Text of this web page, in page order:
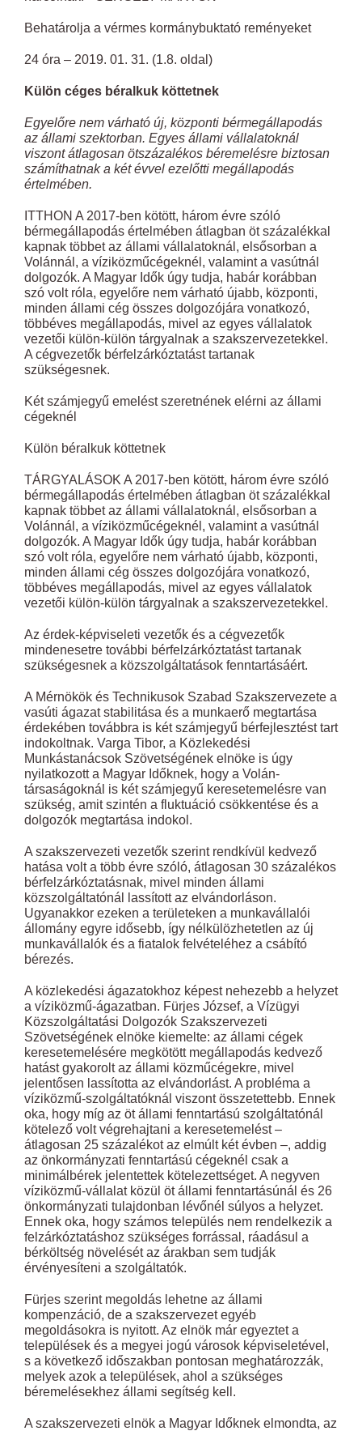
Behatárolja a vérmes kormánybuktató reményeket
24 óra – 2019. 01. 31. (1.8. oldal)
Külön céges béralkuk köttetnek
Egyelőre nem várható új, központi bérmegállapodás
az állami szektorban. Egyes állami vállalatoknál
viszont átlagosan ötszázalékos béremelésre biztosan
számíthatnak a két évvel ezelőtti megállapodás
értelmében.
ITTHON A 2017-ben kötött, három évre szóló
bérmegállapodás értelmében átlagban öt százalékkal
kapnak többet az állami vállalatoknál, elsősorban a
Volánnál, a víziközműcégeknél, valamint a vasútnál
dolgozók. A Magyar Idők úgy tudja, habár korábban
szó volt róla, egyelőre nem várható újabb, központi,
minden állami cég összes dolgozójára vonatkozó,
többéves megállapodás, mivel az egyes vállalatok
vezetői külön-külön tárgyalnak a szakszervezetekkel.
A cégvezetők bérfelzárkóztatást tartanak
szükségesnek.
Két számjegyű emelést szeretnének elérni az állami
cégeknél
Külön béralkuk köttetnek
TÁRGYALÁSOK A 2017-ben kötött, három évre szóló
bérmegállapodás értelmében átlagban öt százalékkal
kapnak többet az állami vállalatoknál, elsősorban a
Volánnál, a víziközműcégeknél, valamint a vasútnál
dolgozók. A Magyar Idők úgy tudja, habár korábban
szó volt róla, egyelőre nem várható újabb, központi,
minden állami cég összes dolgozójára vonatkozó,
többéves megállapodás, mivel az egyes vállalatok
vezetői külön-külön tárgyalnak a szakszervezetekkel.
Az érdek-képviseleti vezetők és a cégvezetők
mindenesetre további bérfelzárkóztatást tartanak
szükségesnek a közszolgáltatások fenntartásáért.
A Mérnökök és Technikusok Szabad Szakszervezete a
vasúti ágazat stabilitása és a munkaerő megtartása
érdekében továbbra is két számjegyű bérfejlesztést tart
indokoltnak. Varga Tibor, a Közlekedési
Munkástanácsok Szövetségének elnöke is úgy
nyilatkozott a Magyar Időknek, hogy a Volán-
társaságoknál is két számjegyű keresetemelésre van
szükség, amit szintén a fluktuáció csökkentése és a
dolgozók megtartása indokol.
A szakszervezeti vezetők szerint rendkívül kedvező
hatása volt a több évre szóló, átlagosan 30 százalékos
bérfelzárkóztatásnak, mivel minden állami
közszolgáltatónál lassított az elvándorláson.
Ugyanakkor ezeken a területeken a munkavállalói
állomány egyre idősebb, így nélkülözhetetlen az új
munkavállalók és a fiatalok felvételéhez a csábító
bérezés.
A közlekedési ágazatokhoz képest nehezebb a helyzet
a víziközmű-ágazatban. Fürjes József, a Vízügyi
Közszolgáltatási Dolgozók Szakszervezeti
Szövetségének elnöke kiemelte: az állami cégek
keresetemelésére megkötött megállapodás kedvező
hatást gyakorolt az állami közműcégekre, mivel
jelentősen lassította az elvándorlást. A probléma a
víziközmű-szolgáltatóknál viszont összetettebb. Ennek
oka, hogy míg az öt állami fenntartású szolgáltatónál
kötelező volt végrehajtani a keresetemelést –
átlagosan 25 százalékot az elmúlt két évben –, addig
az önkormányzati fenntartású cégeknél csak a
minimálbérek jelentettek kötelezettséget. A negyven
víziközmű-vállalat közül öt állami fenntartásúnál és 26
önkormányzati tulajdonban lévőnél súlyos a helyzet.
Ennek oka, hogy számos település nem rendelkezik a
felzárkóztatáshoz szükséges forrással, ráadásul a
bérköltség növelését az árakban sem tudják
érvényesíteni a szolgáltatók.
Fürjes szerint megoldás lehetne az állami
kompenzáció, de a szakszervezet egyéb
megoldásokra is nyitott. Az elnök már egyeztet a
települések és a megyei jogú városok képviseletével,
s a következő időszakban pontosan meghatározzák,
melyek azok a települések, ahol a szükséges
béremelésekhez állami segítség kell.
A szakszervezeti elnök a Magyar Időknek elmondta, az